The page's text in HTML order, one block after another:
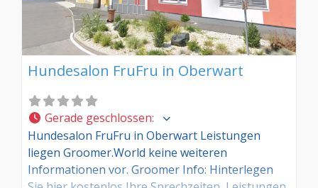
Hundesalon FruFru in Oberwart
Gerade geschlossen:
Hundesalon FruFru in Oberwart Leistungen
liegen Groomer.World keine weiteren
Informationen vor. Groomer Info: Hinterlegen